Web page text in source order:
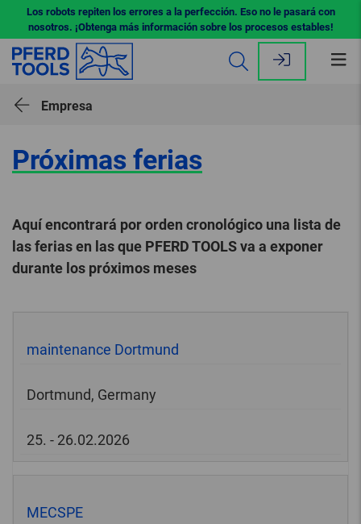
Los robots repiten los errores a la perfección. Eso no le pasará con
nosotros. ¡Obtenga más información sobre los procesos estables!
Empresa
Próximas ferias
Aquí encontrará por orden cronológico una lista de
las ferias en las que PFERD TOOLS va a exponer
durante los próximos meses
maintenance Dortmund
Dortmund, Germany
25. - 26.02.2026
MECSPE